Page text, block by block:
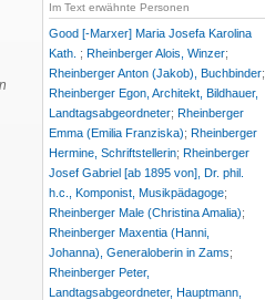
Im Text erwähnte Personen
Good [-Marxer] Maria Josefa Karolina
Kath. ; Rheinberger Alois, Winzer;
Rheinberger Anton (Jakob), Buchbinder;
Rheinberger Egon, Architekt, Bildhauer,
Landtagsabgeordneter; Rheinberger
Emma (Emilia Franziska); Rheinberger
Hermine, Schriftstellerin; Rheinberger
Josef Gabriel [ab 1895 von], Dr. phil.
h.c., Komponist, Musikpädagoge;
Rheinberger Male (Christina Amalia);
Rheinberger Maxentia (Hanni,
Johanna), Generaloberin in Zams;
Rheinberger Peter,
Landtagsabgeordneter, Hauptmann,